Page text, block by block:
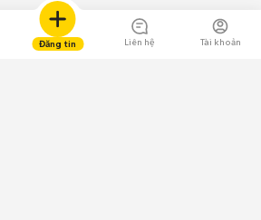
Đăng tin Liên hệ Tài khoản